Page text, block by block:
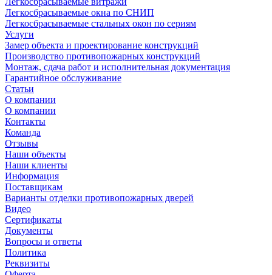
Легкосбрасываемые окна по СНИП
Легкосбрасываемые стальных окон по сериям
Услуги
Замер объекта и проектирование конструкций
Производство противопожарных конструкций
Монтаж, сдача работ и исполнительная документация
Гарантийное обслуживание
Статьи
О компании
О компании
Контакты
Команда
Отзывы
Наши объекты
Наши клиенты
Информация
Поставщикам
Варианты отделки противопожарных дверей
Видео
Сертификаты
Документы
Вопросы и ответы
Политика
Реквизиты